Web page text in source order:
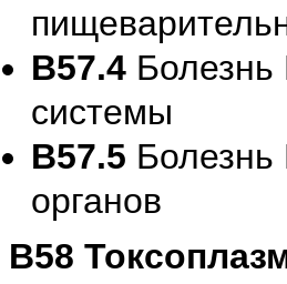
B57.4
системы
B57.5 Болезнь
органов
B58